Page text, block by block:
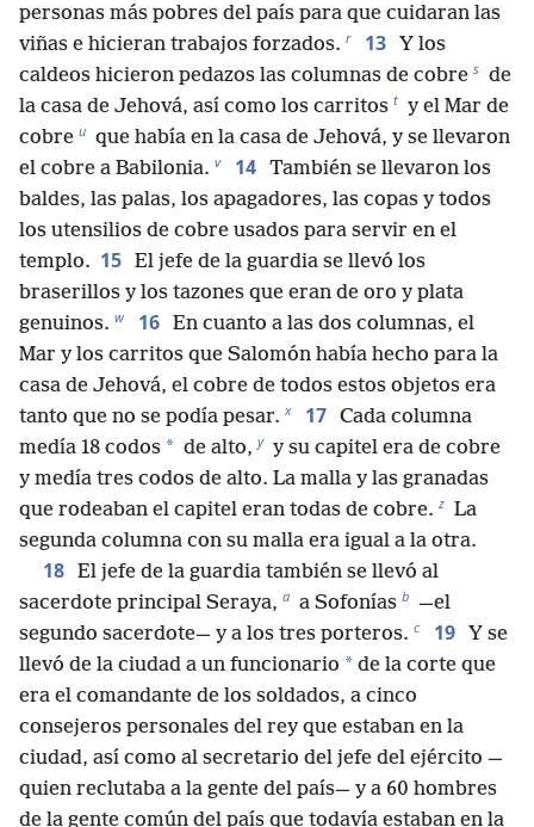
personas más pobres del país para que cuidaran las
viñas e hicieran trabajos forzados. r 13 Y los
caldeos hicieron pedazos las columnas de cobre s de
la casa de Jehová, así como los carritos t y el Mar de
cobre u que había en la casa de Jehová, y se llevaron
el cobre a Babilonia. v 14 También se llevaron los
baldes, las palas, los apagadores, las copas y todos
los utensilios de cobre usados para servir en el
templo. 15 El jefe de la guardia se llevó los
braserillos y los tazones que eran de oro y plata
genuinos. w 16 En cuanto a las dos columnas, el
Mar y los carritos que Salomón había hecho para la
casa de Jehová, el cobre de todos estos objetos era
tanto que no se podía pesar. x 17 Cada columna
medía 18 codos * de alto, y y su capitel era de cobre
y medía tres codos de alto. La malla y las granadas
que rodeaban el capitel eran todas de cobre. z La
segunda columna con su malla era igual a la otra.
18 El jefe de la guardia también se llevó al
sacerdote principal Seraya, a a Sofonías b —el
segundo sacerdote— y a los tres porteros. c 19 Y se
llevó de la ciudad a un funcionario * de la corte que
era el comandante de los soldados, a cinco
consejeros personales del rey que estaban en la
ciudad, así como al secretario del jefe del ejército —
quien reclutaba a la gente del país— y a 60 hombres
de la gente común del país que todavía estaban en la